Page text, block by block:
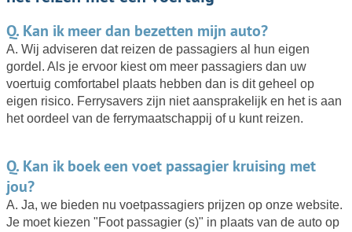
Q. Kan ik meer dan bezetten mijn auto?
A. Wij adviseren dat reizen de passagiers al hun eigen
gordel. Als je ervoor kiest om meer passagiers dan uw
voertuig comfortabel plaats hebben dan is dit geheel op
eigen risico. Ferrysavers zijn niet aansprakelijk en het is aan
het oordeel van de ferrymaatschappij of u kunt reizen.
Q. Kan ik boek een voet passagier kruising met
jou?
A. Ja, we bieden nu voetpassagiers prijzen op onze website.
Je moet kiezen "Foot passagier (s)" in plaats van de auto op